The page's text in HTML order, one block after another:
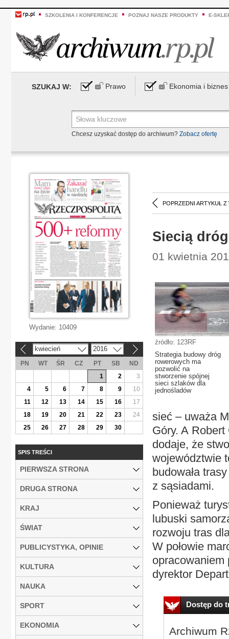
SZKOLENIA I KONFERENCJE POZNAJ NASZE PRODUKTY E-
SZUKAJ W: Prawo Ekonomia i biznes
Chcesz uzyskać dostęp do archiwum? Zobacz ofertę
POPRZEDNI ARTYKUŁ Z
Siecią
01 kwietnia
źródło: 123RF
Strategia budowy dróg
rowerowych ma
pozwolić na
stworzenie spójnej
sieci szlaków dla
jednośladów
sieć – uważa
Góry. A
dodaje, że
województwie
budowała
z sąsiadami.
Ponieważ
lubuski
rozwoju tras
W połowie
opracowaniem
dyrektor
Dostęp do
Archiwum
Wydanie: 10409
kwiecień 2016
PN WT ŚR CZ PT SB
ND
1
2
3
4
5 6 7 8 9
10
11
12 13 14 15 16
17
18
19 20 21 22 23
24
25
26 27 28 29 30
SPIS TREŚCI
PIERWSZA STRONA
DRUGA STRONA
KRAJ
ŚWIAT
PUBLICYSTYKA, OPINIE
KULTURA
NAUKA
SPORT
EKONOMIA